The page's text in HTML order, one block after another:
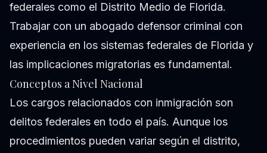
federales como el Distrito Medio de Florida.
Trabajar con un abogado defensor criminal con
experiencia en los sistemas federales de Florida y
las implicaciones migratorias es fundamental.
Conceptos a Nivel Nacional
Los cargos relacionados con inmigración son
delitos federales en todo el país. Aunque los
procedimientos pueden variar según el distrito,